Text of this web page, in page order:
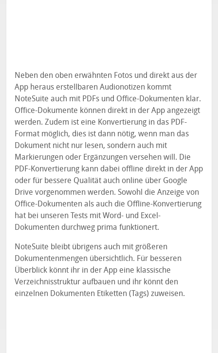
Neben den oben erwähnten Fotos und direkt aus der
App heraus erstellbaren Audionotizen kommt
NoteSuite auch mit PDFs und Office-Dokumenten klar.
Office-Dokumente können direkt in der App angezeigt
werden. Zudem ist eine Konvertierung in das PDF-
Format möglich, dies ist dann nötig, wenn man das
Dokument nicht nur lesen, sondern auch mit
Markierungen oder Ergänzungen versehen will. Die
PDF-Konvertierung kann dabei offline direkt in der App
oder für bessere Qualität auch online über Google
Drive vorgenommen werden. Sowohl die Anzeige von
Office-Dokumenten als auch die Offline-Konvertierung
hat bei unseren Tests mit Word- und Excel-
Dokumenten durchweg prima funktionert.
NoteSuite bleibt übrigens auch mit größeren
Dokumentenmengen übersichtlich. Für besseren
Überblick könnt ihr in der App eine klassische
Verzeichnisstruktur aufbauen und ihr könnt den
einzelnen Dokumenten Etiketten (Tags) zuweisen.